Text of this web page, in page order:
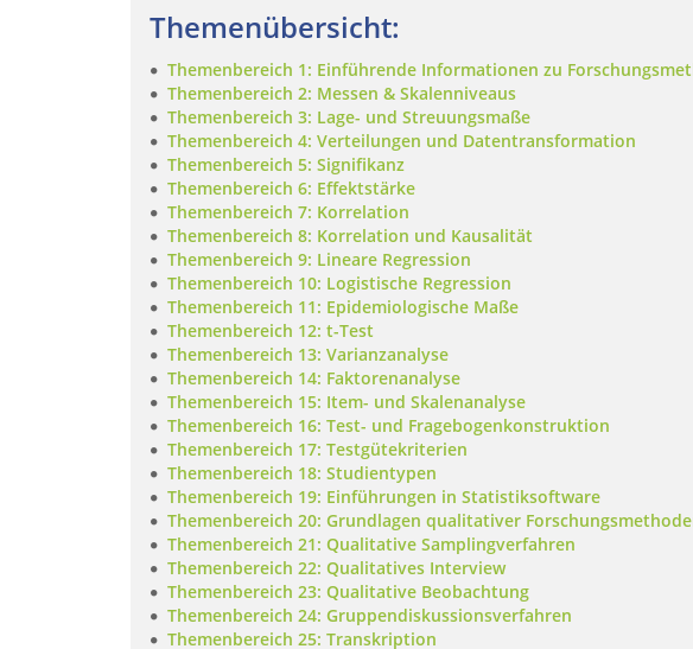
Themenübersicht:
Themenbereich 1: Einführende Informationen zu
Themenbereich 2: Messen & Skalenniveaus
Themenbereich 3: Lage- und Streuungsmaße
Themenbereich 4: Verteilungen und Datentransformation
Themenbereich 5: Signifikanz
Themenbereich 6: Effektstärke
Themenbereich 7: Korrelation
Themenbereich 8: Korrelation und Kausalität
Themenbereich 9: Lineare Regression
Themenbereich 10: Logistische Regression
Themenbereich 11: Epidemiologische Maße
Themenbereich 12: t-Test
Themenbereich 13: Varianzanalyse
Themenbereich 14: Faktorenanalyse
Themenbereich 15: Item- und Skalenanalyse
Themenbereich 16: Test- und Fragebogenkonstruktion
Themenbereich 17: Testgütekriterien
Themenbereich 18: Studientypen
Themenbereich 19: Einführungen in Statistiksoftware
Themenbereich 20: Grundlagen qualitativer
Themenbereich 21: Qualitative Samplingverfahren
Themenbereich 22: Qualitatives Interview
Themenbereich 23: Qualitative Beobachtung
Themenbereich 24: Gruppendiskussionsverfahren
Themenbereich 25: Transkription